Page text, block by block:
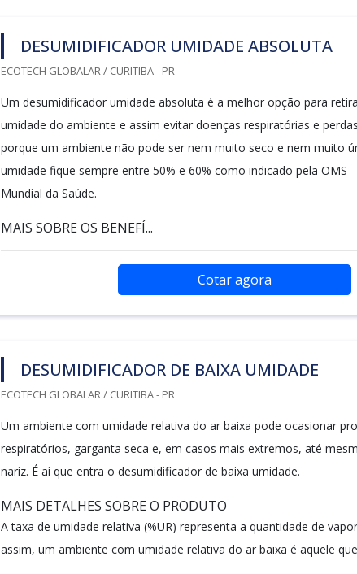
DESUMIDIFICADOR UMIDADE ABSOLUTA
ECOTECH GLOBALAR / CURITIBA - PR
Um desumidificador umidade absoluta é a melhor opção para
umidade do ambiente e assim evitar doenças respiratórias e
porque um ambiente não pode ser nem muito seco e nem muito
umidade fique sempre entre 50% e 60% como indicado pela OMS
Mundial da Saúde.
MAIS SOBRE OS BENEFÍ...
Cotar agora
DESUMIDIFICADOR DE BAIXA UMIDADE
ECOTECH GLOBALAR / CURITIBA - PR
Um ambiente com umidade relativa do ar baixa pode ocasionar
respiratórios, garganta seca e, em casos mais extremos, até
nariz. É aí que entra o desumidificador de baixa umidade.
MAIS DETALHES SOBRE O PRODUTO
A taxa de umidade relativa (%UR) representa a quantidade de
assim, um ambiente com umidade relativa do ar baixa é aquele